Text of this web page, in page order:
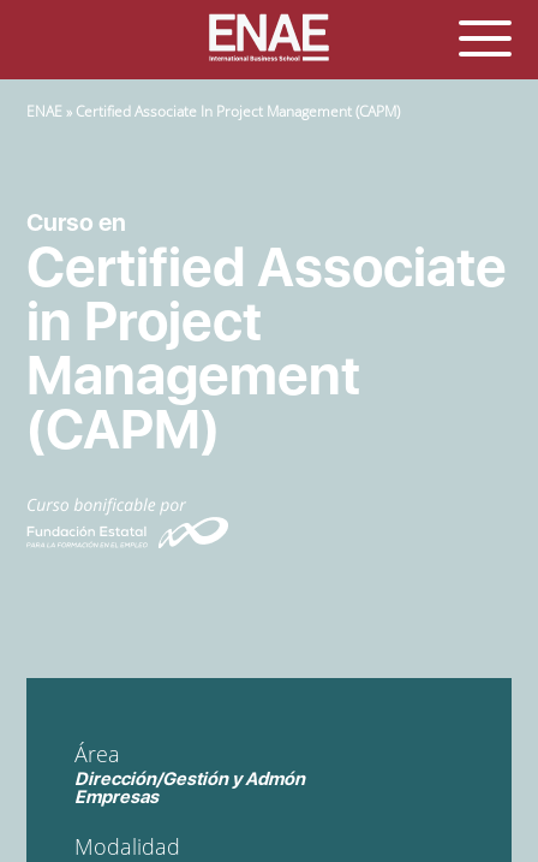
SOBRESCRIBIR ENLACES DE AYUDA A LA NAVEGACIÓN
ENAE Certified Associate In Project Management (CAPM)
Curso en
Certified Associate
in Project
Management
(CAPM)
Área
Dirección/Gestión y Admón
Empresas
Modalidad